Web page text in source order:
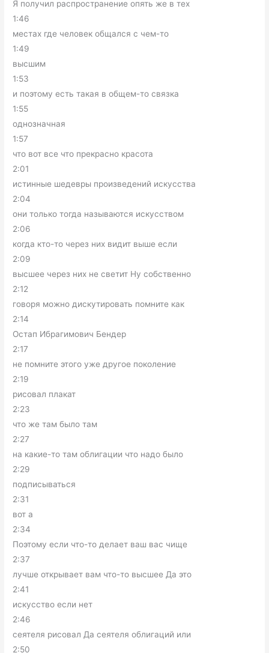
Я получил распространение опять же в тех
1:46
местах где человек общался с чем-то
1:49
высшим
1:53
и поэтому есть такая в общем-то связка
1:55
однозначная
1:57
что вот все что прекрасно красота
2:01
истинные шедевры произведений искусства
2:04
они только тогда называются искусством
2:06
когда кто-то через них видит выше если
2:09
высшее через них не светит Ну собственно
2:12
говоря можно дискутировать помните как
2:14
Остап Ибрагимович Бендер
2:17
не помните этого уже другое поколение
2:19
рисовал плакат
2:23
что же там было там
2:27
на какие-то там облигации что надо было
2:29
подписываться
2:31
вот а
2:34
Поэтому если что-то делает ваш вас чище
2:37
лучше открывает вам что-то высшее Да это
2:41
искусство если нет
2:46
сеятеля рисовал Да сеятеля облигаций или
2:50